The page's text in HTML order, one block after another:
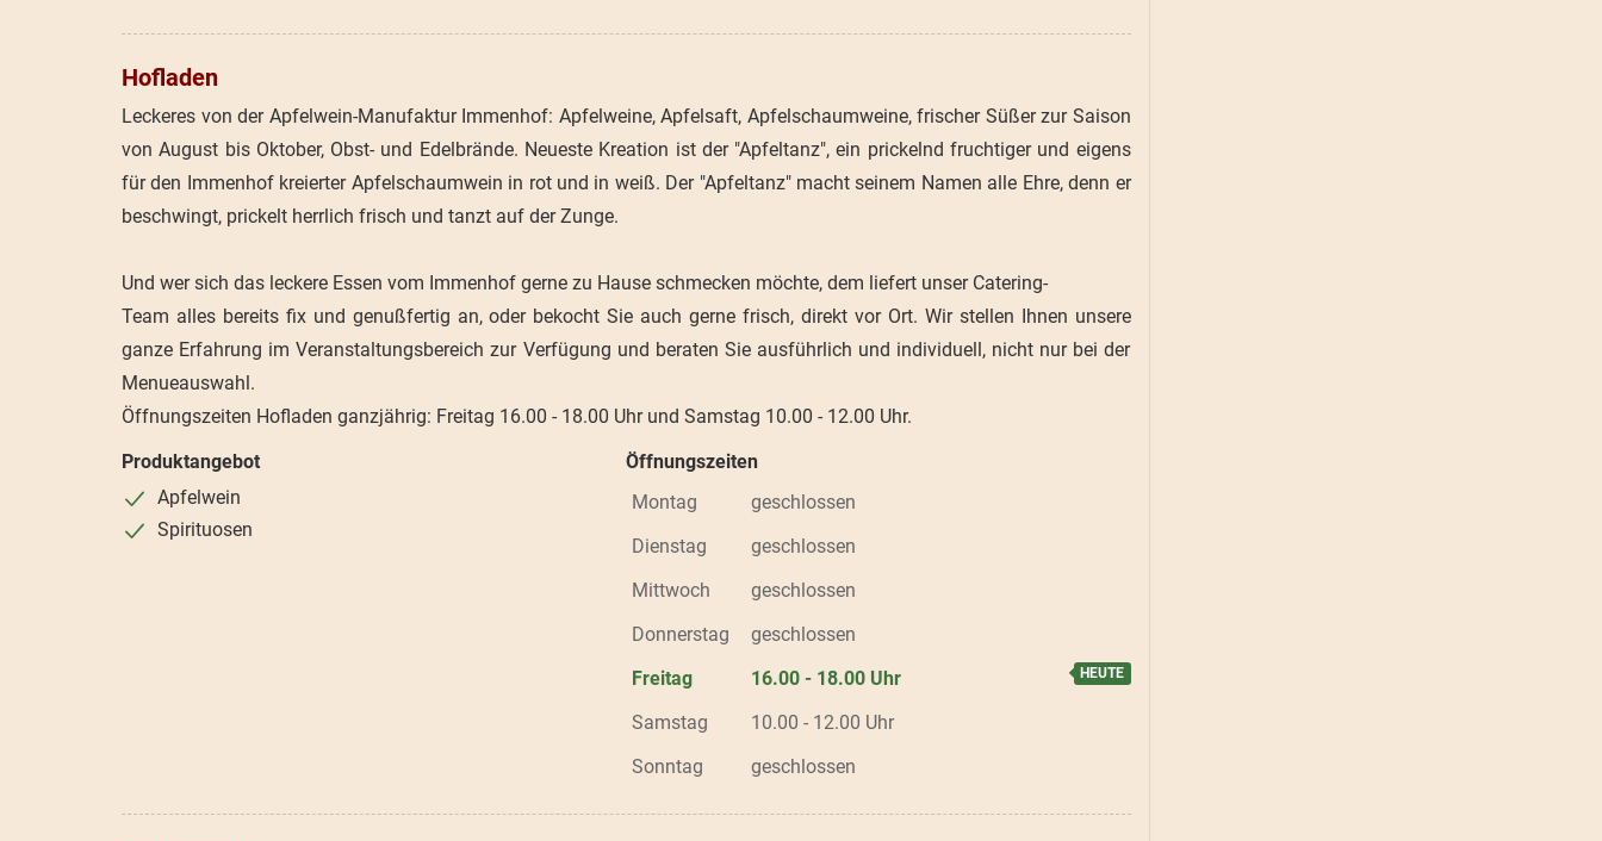
Hofladen
Leckeres von der Apfelwein-Manufaktur Immenhof: Apfelweine, Apfelsaft, Apfelschaumweine, frischer Süßer zur Saison
von August bis Oktober, Obst- und Edelbrände. Neueste Kreation ist der "Apfeltanz", ein prickelnd fruchtiger und eigens
für den Immenhof kreierter Apfelschaumwein in rot und in weiß. Der "Apfeltanz" macht seinem Namen alle Ehre, denn er
beschwingt, prickelt herrlich frisch und tanzt auf der Zunge.
Und wer sich das leckere Essen vom Immenhof gerne zu Hause schmecken möchte, dem liefert unser Catering-
Team alles bereits fix und genußfertig an, oder bekocht Sie auch gerne frisch, direkt vor Ort. Wir stellen Ihnen unsere
ganze Erfahrung im Veranstaltungsbereich zur Verfügung und beraten Sie ausführlich und individuell, nicht nur bei der
Menueauswahl.
Öffnungszeiten Hofladen ganzjährig: Freitag 16.00 - 18.00 Uhr und Samstag 10.00 - 12.00 Uhr.
Produktangebot
Apfelwein
Spirituosen
Öffnungszeiten
Montag
geschlossen
Dienstag
geschlossen
Mittwoch
geschlossen
Donnerstag
geschlossen
Freitag
16.00 - 18.00 Uhr
Samstag
10.00 - 12.00 Uhr
Sonntag
geschlossen